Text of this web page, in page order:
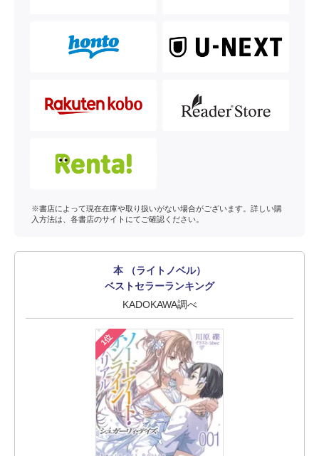
※書店によって現在在庫や取り扱いがない場合がございます。詳しい購
入方法は、各書店のサイトにてご確認ください。
本 （ライトノベル）
ベストセラーランキング
KADOKAWA調べ
1位